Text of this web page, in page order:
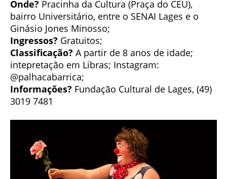
Onde? Pracinha da Cultura (Praça do CEU),
bairro Universitário, entre o SENAI Lages e o
Ginásio Jones Minosso;
Ingressos? Gratuitos;
Classificação? A partir de 8 anos de idade;
intepretação em Libras; Instagram:
@palhacabarrica;
Informações? Fundação Cultural de Lages, (49)
3019 7481